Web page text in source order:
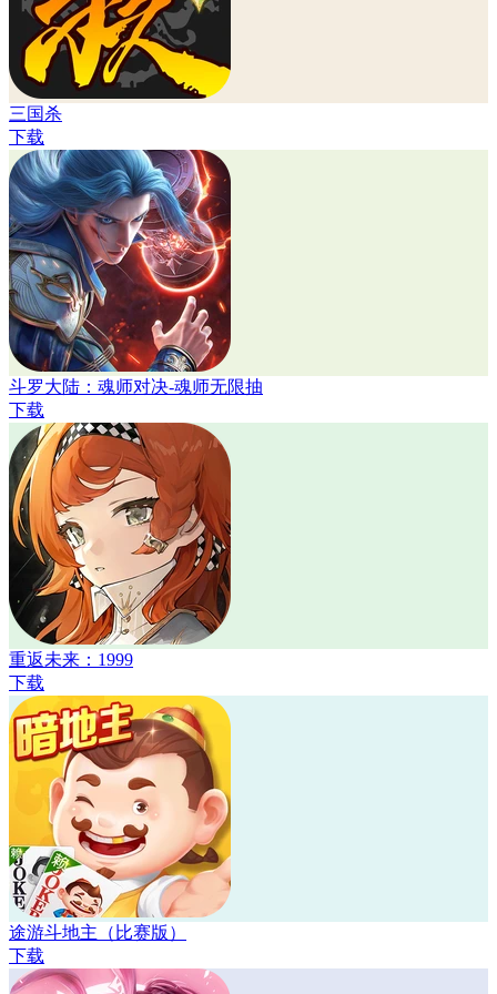
三国杀
下载
斗罗大陆：魂师对决-魂师无限抽
下载
重返未来：1999
下载
途游斗地主（比赛版）
下载